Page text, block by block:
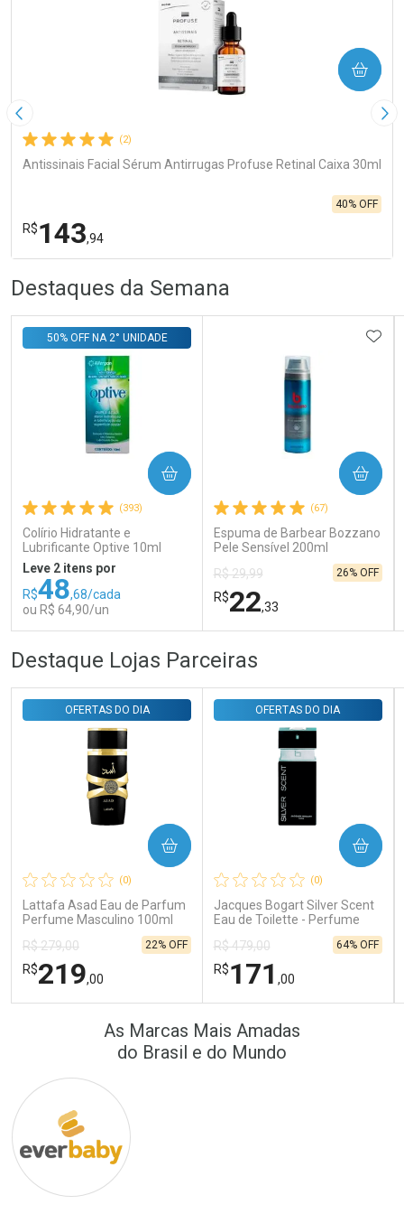
Imagem Anterior
(2)
Antissinais Facial Sérum Antirrugas Profuse Retinal Caixa 30ml
R$143,94
40% OFF
COMPRAR
Laboratório
Ativar Desconto
Comprar sem Desconto
Por R$ 143,94/cada
Por Menos
Comprar sem Desconto
Por R$ 143,94/cada
Destaques da Semana
(393)
Colírio Hidratante e
Lubrificante Optive 10ml
50% OFF NA 2° UNIDADE
Leve 2 itens por
R$48,68/cada
ou R$ 64,90/un
COMPRAR
FECHAR
Laboratório
Comprar sem Desconto
Por R$ 64,90/cada
FECHAR
Por Menos
Comprar sem Desconto
Por R$ 64,90/cada
(67)
Espuma de Barbear Bozzano
Pele Sensível 200ml
R$ 29,99
R$22,33
26% OFF
COMPRAR
Comprar sem Desconto
Por R$ 22,33/cada
Por Menos
Comprar sem Desconto
Por R$ 22,33/cada
Destaque Lojas Parceiras
(0)
Lattafa Asad Eau de Parfum
Perfume Masculino 100ml
OFERTAS DO DIA
R$ 279,00
R$219,00
22% OFF
COMPRAR
FECHAR
FECHAR
Por Menos
(0)
Jacques Bogart Silver Scent
Eau de Toilette - Perfume
OFERTAS DO DIA
R$ 479,00
R$171 ,00
64% OFF
COMPRAR
Laboratório
Por Menos
As Marcas Mais Amadas
do Brasil e do Mundo